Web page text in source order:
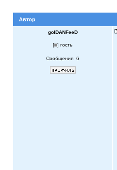
Автор
golDANFeeD
[ ] гость
Сообщения: 6